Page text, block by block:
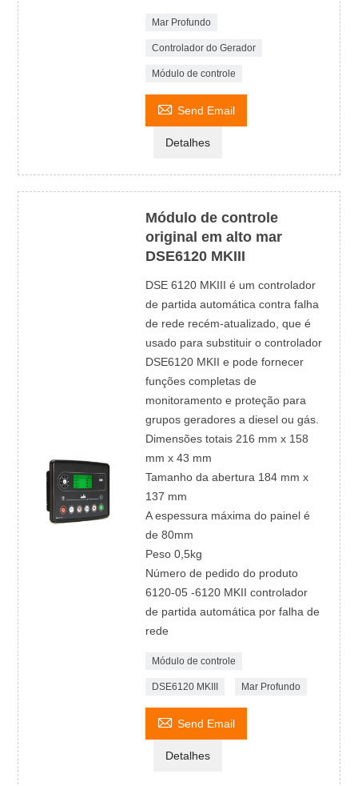
Mar Profundo
Controlador do Gerador
Módulo de controle
 Send Email
Detalhes
Módulo de controle
original em alto mar
DSE6120 MKIII
DSE 6120 MKIII é um controlador
de partida automática contra falha
de rede recém-atualizado, que é
usado para substituir o controlador
DSE6120 MKII e pode fornecer
funções completas de
monitoramento e proteção para
grupos geradores a diesel ou gás.
Dimensões totais 216 mm x 158
mm x 43 mm
Tamanho da abertura 184 mm x
137 mm
A espessura máxima do painel é
de 80mm
Peso 0,5kg
Número de pedido do produto
6120-05 -6120 MKII controlador
de partida automática por falha de
rede
Módulo de controle
DSE6120 MKIII Mar Profundo
 Send Email
Detalhes